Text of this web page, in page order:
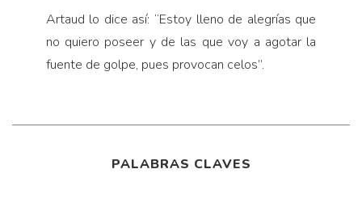
Artaud lo dice así: “Estoy lleno de alegrías que
no quiero poseer y de las que voy a agotar la
fuente de golpe, pues provocan celos”.
PALABRAS CLAVES